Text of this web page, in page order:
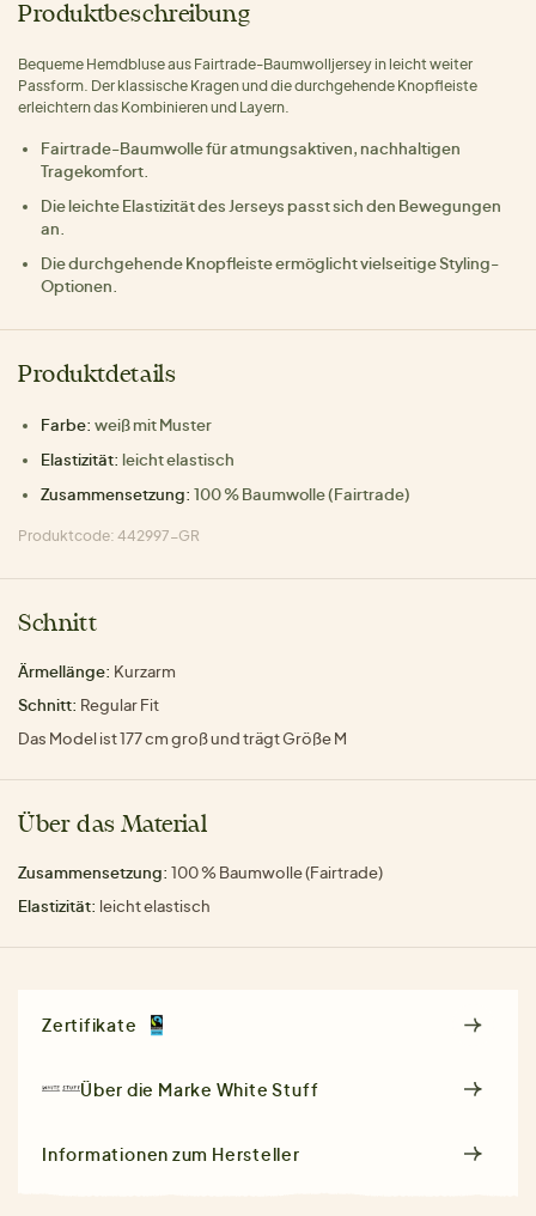
Produktbeschreibung
Bequeme Hemdbluse aus Fairtrade-Baumwolljersey in leicht weiter
Passform. Der klassische Kragen und die durchgehende Knopfleiste
erleichtern das Kombinieren und Layern.
Fairtrade-Baumwolle für atmungsaktiven, nachhaltigen
Tragekomfort.
Die leichte Elastizität des Jerseys passt sich den Bewegungen
an.
Die durchgehende Knopfleiste ermöglicht vielseitige Styling-
Optionen.
Produktdetails
Farbe: weiß mit Muster
Elastizität: leicht elastisch
Zusammensetzung: 100 % Baumwolle (Fairtrade)
Produktcode: 442997-GR
Schnitt
Ärmellänge: Kurzarm
Schnitt: Regular Fit
Das Model ist 177 cm groß und trägt Größe M
Über das Material
Zusammensetzung: 100 % Baumwolle (Fairtrade)
Elastizität: leicht elastisch
Zertifikate
Über die Marke White Stuff
Informationen zum Hersteller